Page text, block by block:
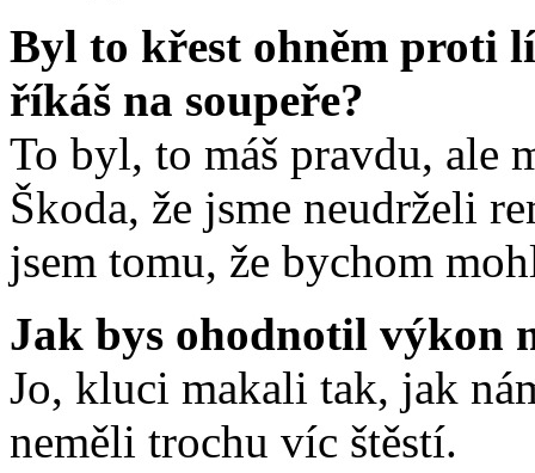
Byl to křest ohněm proti
říkáš na soupeře?
To byl, to máš pravdu, ale
Škoda, že jsme neudrželi
jsem tomu, že bychom
Jak bys ohodnotil výkon
Jo, kluci makali tak, jak
neměli trochu víc štěstí.